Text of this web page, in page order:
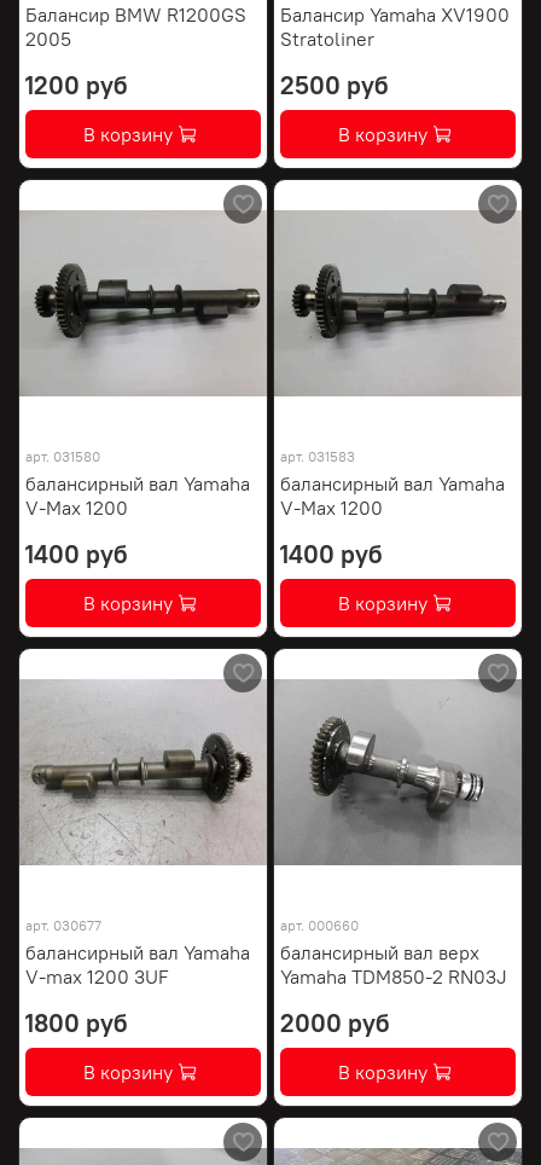
Балансир BMW R1200GS
2005
1200 руб
В корзину
Балансир Yamaha XV1900
Stratoliner
2500 руб
В корзину
арт. 031580
балансирный вал Yamaha
V-Max 1200
1400 руб
В корзину
арт. 031583
балансирный вал Yamaha
V-Max 1200
1400 руб
В корзину
арт. 030677
балансирный вал Yamaha
V-max 1200 3UF
1800 руб
В корзину
арт. 000660
балансирный вал верх
Yamaha TDM850-2 RN03J
2000 руб
В корзину